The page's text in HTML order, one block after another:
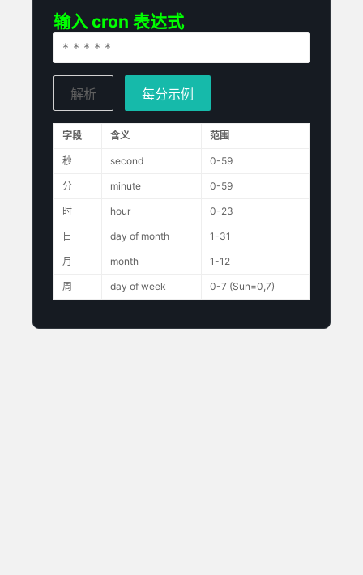
输入 cron 表达式
解析 每分示例
字段 含义 范围
秒 second 0-59
分 minute 0-59
时 hour 0-23
日 day of month 1-31
月 month 1-12
周 day of week 0-7 (Sun=0,7)